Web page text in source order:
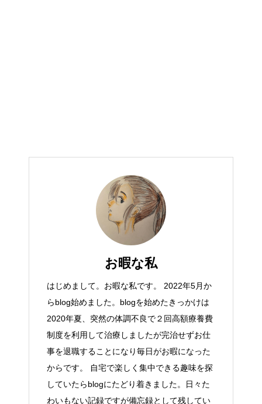
お暇な私
はじめまして。お暇な私です。 2022年5月か
らblog始めました。blogを始めたきっかけは
2020年夏、突然の体調不良で２回高額療養費
制度を利用して治療しましたが完治せずお仕
事を退職することになり毎日がお暇になった
からです。 自宅で楽しく集中できる趣味を探
していたらblogにたどり着きました。日々た
わいもない記録ですが備忘録として残してい